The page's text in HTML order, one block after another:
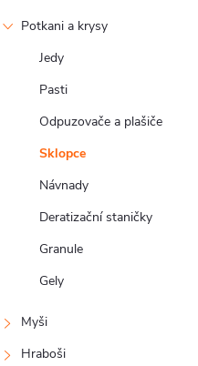
Potkani a krysy
Jedy
Pasti
Odpuzovače a plašiče
Sklopce
Návnady
Deratizační staničky
Granule
Gely
Myši
Hraboši